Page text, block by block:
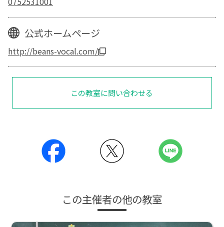
公式ホームページ
http://beans-vocal.com/
この教室に問い合わせる
この主催者の他の教室